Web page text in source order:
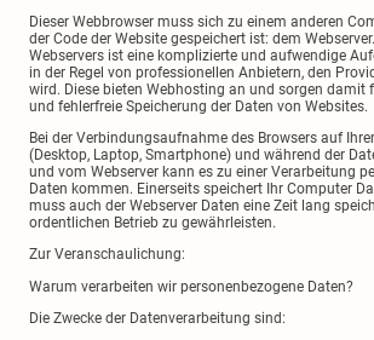
Dieser Webbrowser muss sich zu einem anderen
der Code der Website gespeichert ist: dem
Webservers ist eine komplizierte und aufwendige
in der Regel von professionellen Anbietern, den
wird. Diese bieten Webhosting an und sorgen damit
und fehlerfreie Speicherung der Daten von Websites.
Bei der Verbindungsaufnahme des Browsers auf
(Desktop, Laptop, Smartphone) und während der
und vom Webserver kann es zu einer Verarbeitung
Daten kommen. Einerseits speichert Ihr Computer
muss auch der Webserver Daten eine Zeit lang
ordentlichen Betrieb zu gewährleisten.
Zur Veranschaulichung:
Warum verarbeiten wir personenbezogene Daten?
Die Zwecke der Datenverarbeitung sind: